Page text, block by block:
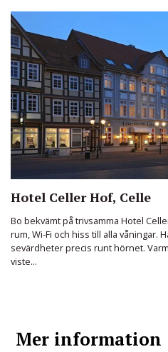
Hotel Celler Hof, Celle
Bo bekvämt på trivsamma Hotel
rum, Wi-Fi och hiss till alla våningar.
sevärdheter precis runt hörnet.
viste...
Mer information